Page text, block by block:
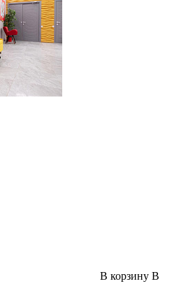
В корзину В